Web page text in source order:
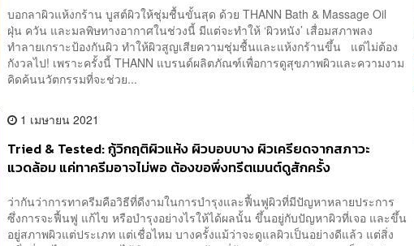
บอกลาผิวแห้งกร้าน บูสต์ผิวให้ชุ่มชื้นขั้นสุด ด้วย THANN Bath & Massage Oil
ฝุ่น ควัน และมลพิษทางอากาศในช่วงนี้ มีแต่จะทำให้ ‘ผิวหนัง’ เสื่อมสภาพลง
ทำลายเกราะป้องกันผิว ทำให้ผิวสูญเสียความชุ่มชื้นและแห้งกร้านขึ้น แต่ไม่ต้อง
กังวลไป! เพราะครั้งนี้ THANN แบรนด์ผลิตภัณฑ์เพื่อการดูสุขภาพผิวและความงาม
คิดค้นนวัตกรรมที่จะช่วย...
1 เมษายน 2021
Tried & Tested: กู้วิกฤติผิวแห้ง ผิวบอบบาง ผิวเครียดจากสภาวะ
แวดล้อม แค่ทาครีมอาจไม่พอ ต้องขอพึ่งทรีตเมนต์ดูสักครั้ง
ว่ากันว่าการทาครีมคือวิธีที่ดีงามในการบำรุงและฟื้นฟูผิวที่มีปัญหาหลายประการ
ซึ่งการจะฟื้นฟู แก้ไข หรือบำรุงอย่างไรให้ได้ผลนั้น ขึ้นอยู่กับปัญหาผิวที่เจอ และขึ้น
อยู่สภาพผิวแต่ประเภท แต่เชื่อไหม บางครั้งแม้ว่าจะดูแลผิวเป็นอย่างดีแล้ว แต่สิ่ง